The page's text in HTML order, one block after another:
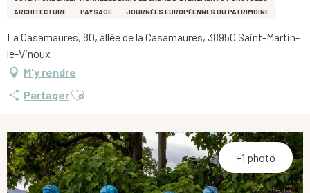
ARCHITECTURE
PAYSAGE JOURNÉES EUROPÉENNES DU PATRIMOINE
La Casamaures, 80, allée de la Casamaures, 38950 Saint-Martin-
le-Vinoux
M'y rendre
PartagerAjouter aux favoris
+1 photo